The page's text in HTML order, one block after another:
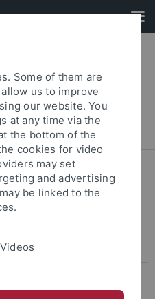
Fakultät
Sportpublizistik
Some of them are
us to improve
our website. You
at any time via the
the bottom of the
cookies for video
may set
and advertising
be linked to the
Videos